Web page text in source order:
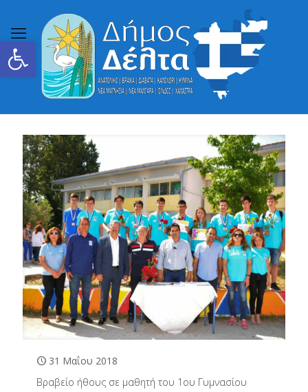
Ανοίξτε τη γραμμή εργαλείων
31 Μαΐου 2018
Βραβείο ήθους σε μαθητή του 1ου Γυμνασίου